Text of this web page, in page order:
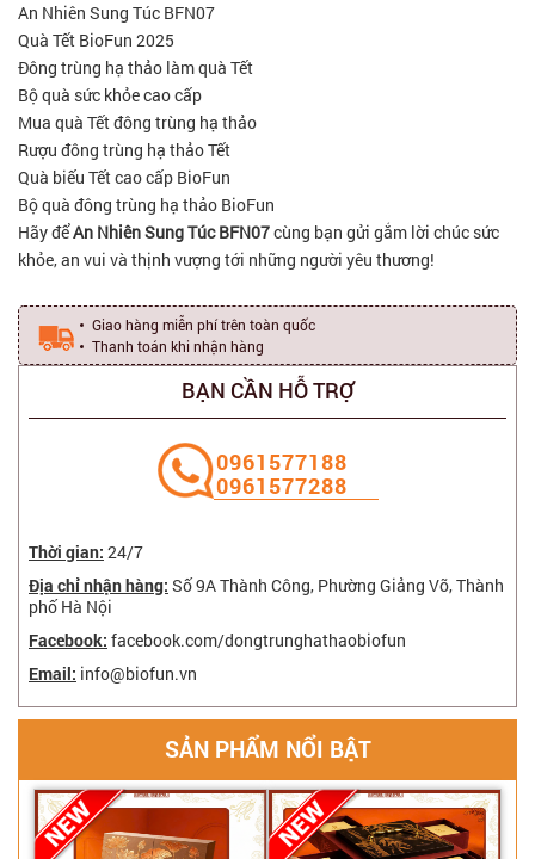
An Nhiên Sung Túc BFN07
Quà Tết BioFun 2025
Đông trùng hạ thảo làm quà Tết
Bộ quà sức khỏe cao cấp
Mua quà Tết đông trùng hạ thảo
Rượu đông trùng hạ thảo Tết
Quà biếu Tết cao cấp BioFun
Bộ quà đông trùng hạ thảo BioFun
Hãy đểAn Nhiên Sung Túc BFN07cùng bạn gửi gắm lời chúc sức
khỏe, an vui và thịnh vượng tới những người yêu thương!
Giao hàng miễn phí trên toàn quốc
Thanh toán khi nhận hàng
BẠN CẦN HỖ TRỢ
‭0961577188
0961577288
Thời gian: 24/7
Địa chỉ nhận hàng: Số 9A Thành Công, Phường Giảng Võ, Thành
phố Hà Nội
Facebook: facebook.com/dongtrunghathaobiofun
Email: info@biofun.vn
SẢN PHẨM NỔI BẬT